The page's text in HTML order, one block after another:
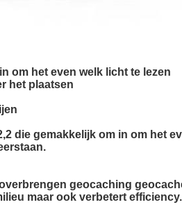
om het even welk licht te lezen
het plaatsen
die gemakkelijk om in om het
geocaching
maar ook verbetert